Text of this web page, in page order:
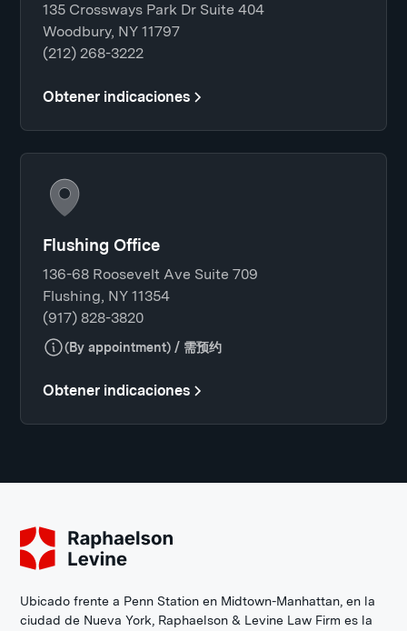
135 Crossways Park Dr Suite 404
Woodbury, NY 11797
(212) 268-3222
Obtener indicaciones
Flushing Office
136-68 Roosevelt Ave Suite 709
Flushing, NY 11354
(917) 828-3820
(By appointment) / 需预约
Obtener indicaciones
Ubicado frente a Penn Station en Midtown-Manhattan, en la
ciudad de Nueva York, Raphaelson & Levine Law Firm es la